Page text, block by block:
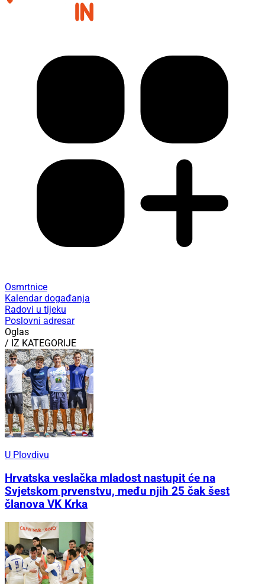
Osmrtnice
Kalendar događanja
Radovi u tijeku
Poslovni adresar
Oglas
/ IZ KATEGORIJE
U Plovdivu
Hrvatska veslačka mladost nastupit će na
Svjetskom prvenstvu, među njih 25 čak šest
članova VK Krka